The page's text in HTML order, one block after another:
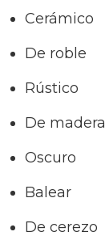
Cerámico
De roble
Rústico
De madera
Oscuro
Balear
De cerezo